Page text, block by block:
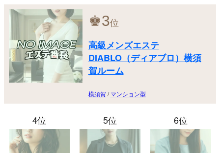
♚3位
高級メンズエステ
DIABLO（ディアブロ）横須
賀ルーム
横須賀/マンション型
4位 5位 6位